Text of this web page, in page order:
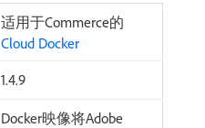
适用于Commerce的
Cloud Docker
1.4.9
Docker映像将Adobe